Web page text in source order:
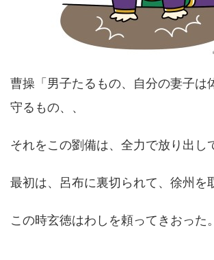
曹操「男子たるもの、自分の妻子は
守るもの、、
それをこの劉備は、全力で放り出し
最初は、呂布に裏切られて、徐州を
この時玄徳はわしを頼ってきおった。